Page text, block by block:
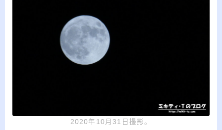
2020年10月31日撮影。